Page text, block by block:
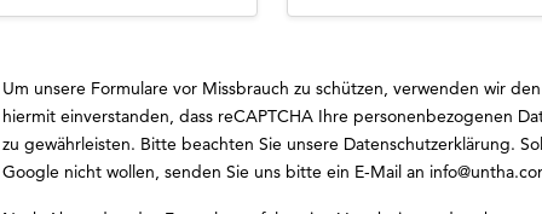
Um unsere Formulare vor Missbrauch zu schützen, verwenden wir
hiermit einverstanden, dass reCAPTCHA Ihre personenbezogenen
zu gewährleisten. Bitte beachten Sie unsere Datenschutzerklärung.
Google nicht wollen, senden Sie uns bitte ein E-Mail an